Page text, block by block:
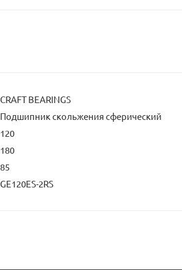
CRAFT BEARINGS
Подшипник скольжения сферический
120
180
85
GE120ES-2RS